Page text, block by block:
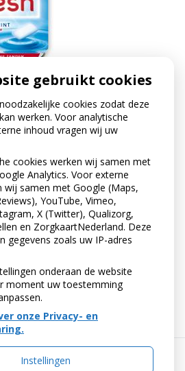
gebruikt cookies
cookies zodat deze
werken. Voor analytische
inhoud vragen wij uw
cookies werken wij samen met
Analytics. Voor externe
wij samen met Google (Maps,
YouTube, Vimeo,
X (Twitter), Qualizorg,
en ZorgkaartNederland. Deze
gegevens zoals uw IP-adres
onderaan de website
moment uw toestemming
onze Privacy- en
Instellingen